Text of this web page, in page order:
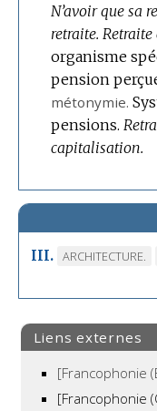
N’avoir que sa
retraite.
organisme
pension
métonymie.
pensions.
capitalisation.
III. MARQUE
DOMAINE
:
ARCHITECTURE.
Liens externes
[Francophonie
[Francophonie